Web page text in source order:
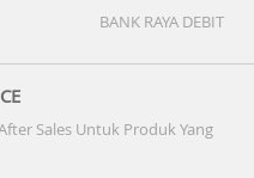
Charging 60W, Fast
PowerShare
BANK RAYA DEBIT
Sales Untuk Produk Yang